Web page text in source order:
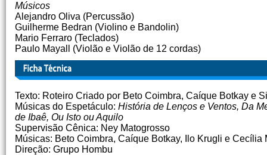
Músicos
Alejandro Oliva (Percussão)
Guilherme Bedran (Violino e Bandolin)
Mario Ferraro (Teclados)
Paulo Mayall (Violão e Violão de 12 cordas)
Texto: Roteiro Criado por Beto Coimbra, Caíque Botkay e
Músicas do Espetáculo: História de Lenços e Ventos, Da
de Ibaê, Ou Isto ou Aquilo
Supervisão Cênica: Ney Matogrosso
Músicas: Beto Coimbra, Caíque Botkay, Ilo Krugli e Cecília
Direção: Grupo Hombu